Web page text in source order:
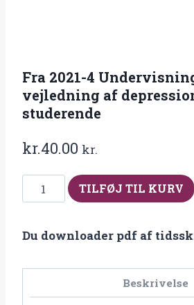
Fra 2021-4
vejledning af
studerende
kr.40.00 kr.
2021-
Undervisning
af
TILFØJ TIL KURV
Du downloader pdf af
Beskrivelse